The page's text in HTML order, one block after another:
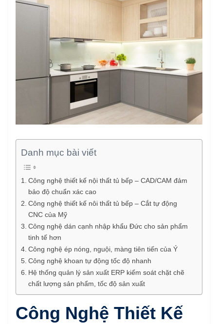
Danh mục bài viết
Công nghệ thiết kế nội thất tủ bếp – CAD/CAM đảm
bảo độ chuẩn xác cao
Công nghệ thiết kế nôi thất tủ bếp – Cắt tự động
CNC của Mỹ
Công nghệ dán cạnh nhập khẩu Đức cho sản phẩm
tinh tế hơn
Công nghệ ép nóng, nguội, màng tiên tiến của Ý
Công nghệ khoan tự động tốc độ nhanh
Hệ thống quản lý sản xuất ERP kiểm soát chặt chẽ
chất lượng sản phẩm, tốc độ sản xuất
Công Nghệ Thiết Kế